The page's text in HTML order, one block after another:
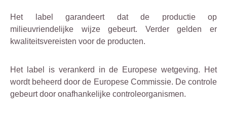
Het label garandeert dat de productie op
milieuvriendelijke wijze gebeurt. Verder gelden er
kwaliteitsvereisten voor de producten.
Het label is verankerd in de Europese wetgeving. Het
wordt beheerd door de Europese Commissie. De controle
gebeurt door onafhankelijke controleorganismen.